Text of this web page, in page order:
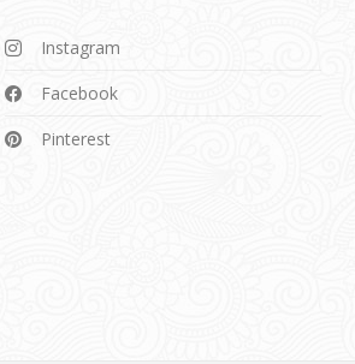
Instagram
Facebook
Pinterest